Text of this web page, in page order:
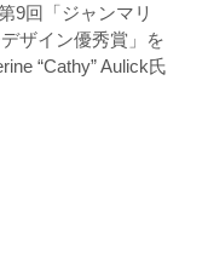
9回「ジャンマリ
ザイン優秀賞」を
“Cathy” Aulick氏